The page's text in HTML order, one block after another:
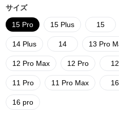
サイズ
15 Pro 15 Plus 15
14 Plus 14 13 Pro
12 Pro Max 12 Pro 12
11 Pro 11 Pro Max 16
16 pro